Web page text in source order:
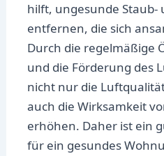
hilft, ungesunde Staub-
entfernen, die sich
Durch die regelmäßige
und die Förderung des
nicht nur die
auch die Wirksamkeit
erhöhen. Daher ist ein
für ein gesundes